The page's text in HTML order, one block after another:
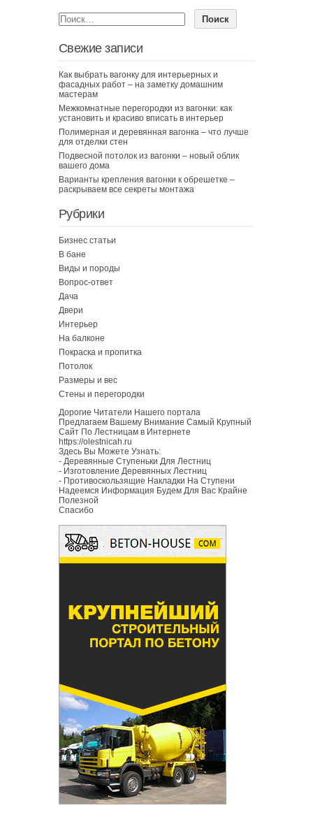
Свежие записи
Как выбрать вагонку для интерьерных и
фасадных работ – на заметку домашним
мастерам
Межкомнатные перегородки из вагонки: как
установить и красиво вписать в интерьер
Полимерная и деревянная вагонка – что лучше
для отделки стен
Подвесной потолок из вагонки – новый облик
вашего дома
Варианты крепления вагонки к обрешетке –
раскрываем все секреты монтажа
Рубрики
Бизнес статьи
В бане
Виды и породы
Вопрос-ответ
Дача
Двери
Интерьер
На балконе
Покраска и пропитка
Потолок
Размеры и вес
Стены и перегородки
Дорогие Читатели Нашего портала
Предлагаем Вашему Внимание Самый Крупный
Сайт По Лестницам в Интернете
https://olestnicah.ru
Здесь Вы Можете Узнать:
- Деревянные Ступеньки Для Лестниц
- Изготовление Деревянных Лестниц
- Противоскользящие Накладки На Ступени
Надеемся Информация Будем Для Вас Крайне
Полезной
Спасибо